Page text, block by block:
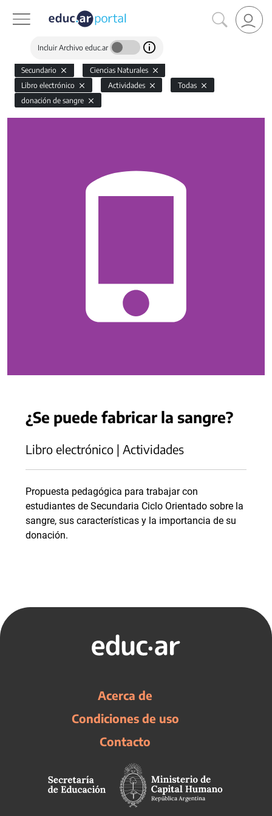
Incluir Archivo educ.ar
Secundario
Ciencias Naturales
Libro electrónico
Actividades
Todas
donación de sangre
¿Se puede fabricar la sangre?
Libro electrónico | Actividades
Propuesta pedagógica para trabajar con
estudiantes de Secundaria Ciclo Orientado sobre la
sangre, sus características y la importancia de su
donación.
Acerca de
Condiciones de uso
Contacto